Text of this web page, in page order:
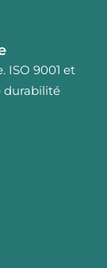
ISO 9001 et
durabilité